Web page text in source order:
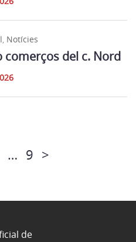
, Notícies
comerços del c. Nord
… 9 >
de